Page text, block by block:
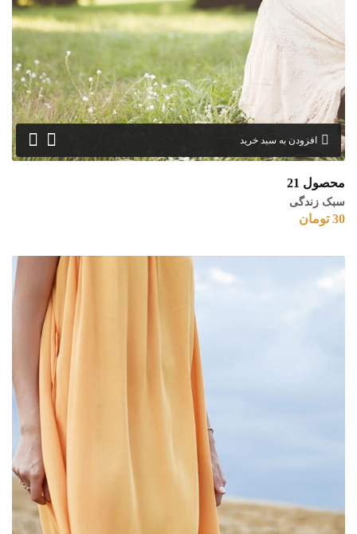
افزودن به سبد خرید
محصول 21
سبک زندگی
30 تومان